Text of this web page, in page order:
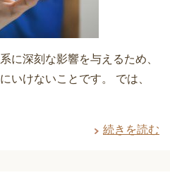
に深刻な影響を与えるため、
いけないことです。 では、
続きを読む